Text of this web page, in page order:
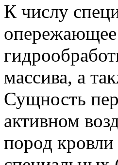
К числу
опережающее
массива, а
Сущность
активном
пород кровли